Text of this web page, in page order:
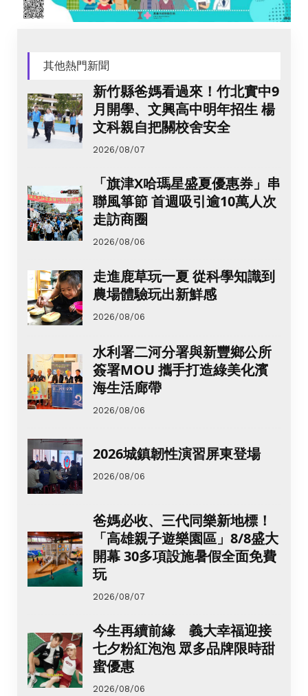
其他熱門新聞
新竹縣爸媽看過來！竹北實中9
月開學、文興高中明年招生 楊
文科親自把關校舍安全
2026/08/07
「旗津X哈瑪星盛夏優惠券」串
聯風箏節 首週吸引逾10萬人次
走訪商圈
2026/08/06
走進鹿草玩一夏 從科學知識到
農場體驗玩出新鮮感
2026/08/06
水利署二河分署與新豐鄉公所
簽署MOU 攜手打造綠美化濱
海生活廊帶
2026/08/06
2026城鎮韌性演習屏東登場
2026/08/06
爸媽必收、三代同樂新地標！
「高雄親子遊樂園區」8/8盛大
開幕 30多項設施暑假全面免費
玩
2026/08/07
今生再續前緣 義大幸福迎接
七夕粉紅泡泡 眾多品牌限時甜
蜜優惠
2026/08/06